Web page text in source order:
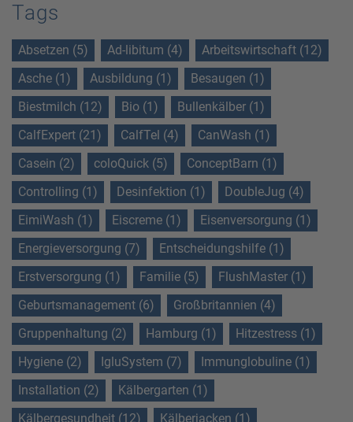
Tags
Absetzen (5) Ad-libitum (4)
Arbeitswirtschaft (12)
Asche (1)
Ausbildung (1)
Besaugen (1)
Biestmilch (12)
Bio (1)
Bullenkälber (1)
CalfExpert (21)
CalfTel (4)
CanWash (1)
Casein (2)
coloQuick (5)
ConceptBarn (1)
Controlling (1)
Desinfektion (1)
DoubleJug (4)
EimiWash (1)
Eiscreme (1)
Eisenversorgung (1)
Energieversorgung (7)
Entscheidungshilfe (1)
Erstversorgung (1)
Familie (5)
FlushMaster (1)
Geburtsmanagement (6)
Großbritannien (4)
Gruppenhaltung (2)
Hamburg (1)
Hitzestress (1)
Hygiene (2)
IgluSystem (7)
Immunglobuline (1)
Installation (2)
Kälbergarten (1)
Kälbergesundheit (12)
Kälberjacken (1)